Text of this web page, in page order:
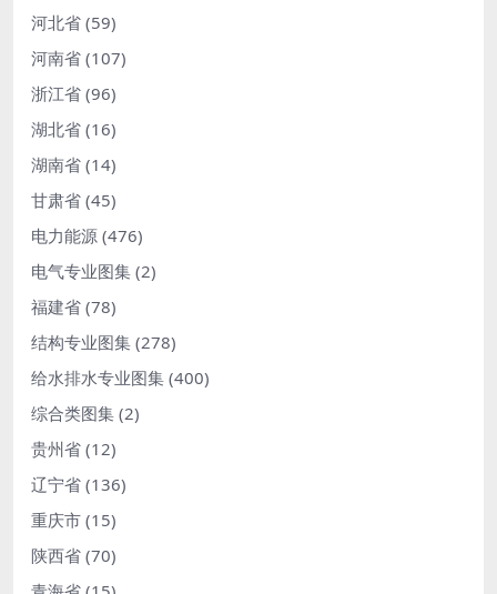
河北省 (59)
河南省 (107)
浙江省 (96)
湖北省 (16)
湖南省 (14)
甘肃省 (45)
电力能源 (476)
电气专业图集 (2)
福建省 (78)
结构专业图集 (278)
给水排水专业图集 (400)
综合类图集 (2)
贵州省 (12)
辽宁省 (136)
重庆市 (15)
陕西省 (70)